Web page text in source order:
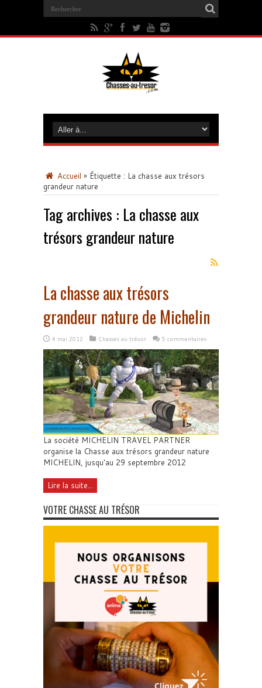
Accueil » Étiquette : La chasse aux trésors
grandeur nature
Tag archives : La chasse aux
trésors grandeur nature
La chasse aux trésors
grandeur nature de Michelin
4 mai 2012 Chasses au trésor 5 commentaires
La société MICHELIN TRAVEL PARTNER
organise la Chasse aux trésors grandeur nature
MICHELIN, jusqu'au 29 septembre 2012
Lire la suite...
VOTRE CHASSE AU TRÉSOR